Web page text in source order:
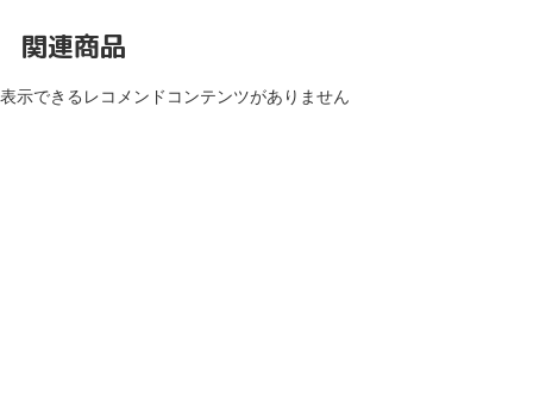
関連商品
表示できるレコメンドコンテンツがありません